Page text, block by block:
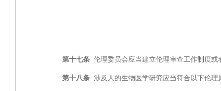
第十七条 伦理委员会应当建立伦理审查工作制度
第十八条 涉及人的生物医学研究应当符合以下伦理